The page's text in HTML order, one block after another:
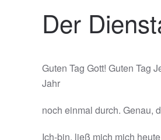
Der
Guten Tag Gott! Guten Tag
Jahr
noch einmal durch. Genau,
Ich-bin, ließ mich mich